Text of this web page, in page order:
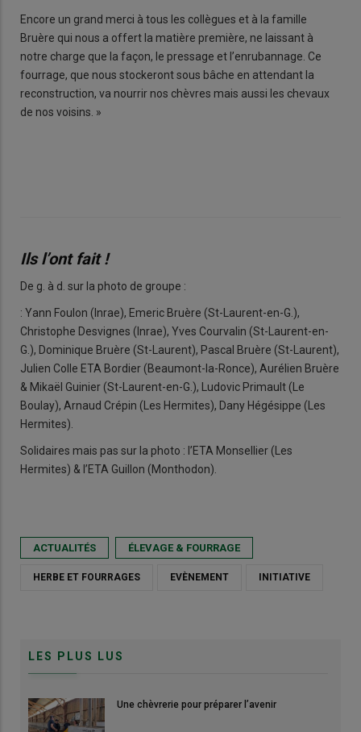
Encore un grand merci à tous les collègues et à la famille
Bruère qui nous a offert la matière première, ne laissant à
notre charge que la façon, le pressage et l’enrubannage. Ce
fourrage, que nous stockeront sous bâche en attendant la
reconstruction, va nourrir nos chèvres mais aussi les chevaux
de nos voisins. »
Ils l’ont fait !
De g. à d. sur la photo de groupe :
: Yann Foulon (Inrae), Emeric Bruère (St-Laurent-en-G.),
Christophe Desvignes (Inrae), Yves Courvalin (St-Laurent-en-
G.), Dominique Bruère (St-Laurent), Pascal Bruère (St-Laurent),
Julien Colle ETA Bordier (Beaumont-la-Ronce), Aurélien Bruère
& Mikaël Guinier (St-Laurent-en-G.), Ludovic Primault (Le
Boulay), Arnaud Crépin (Les Hermites), Dany Hégésippe (Les
Hermites).
Solidaires mais pas sur la photo : l’ETA Monsellier (Les
Hermites) & l’ETA Guillon (Monthodon).
ACTUALITÉS ÉLEVAGE & FOURRAGE
HERBE ET FOURRAGES EVÈNEMENT INITIATIVE
LES PLUS LUS
Une chèvrerie pour préparer l’avenir